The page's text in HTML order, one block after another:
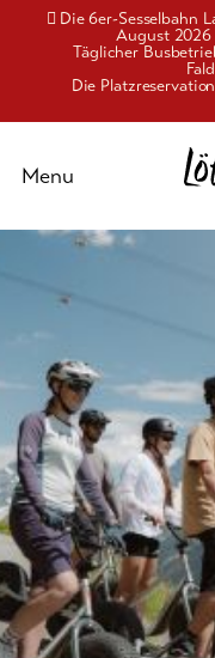
Die 6er-Sesselbahn
August
Täglicher
Die
Schliessen
Genuss
Kultur
Unterkünfte
Info
&
Service
Zur
Wandern
und
Alpinismus
Biken
Familienerlebnis
Winterwandern
/
Menu